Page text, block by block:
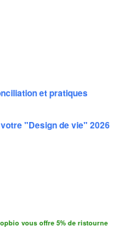
et pratiques
"Design de vie" 2026
vous offre 5% de ristourne